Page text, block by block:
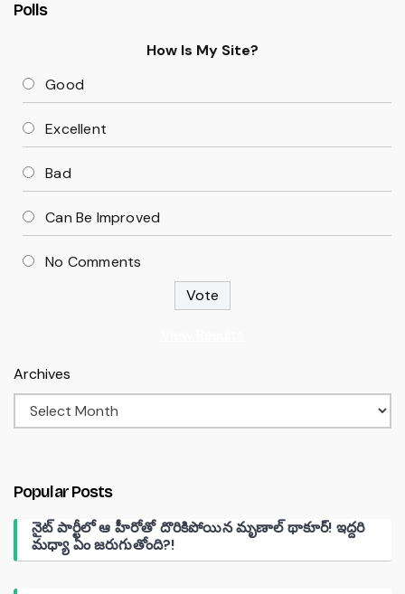
Polls
How Is My Site?
Good
Excellent
Bad
Can Be Improved
No Comments
Archives
Popular Posts
నైట్ పార్టీలో ఆ హీరోతో దొరికిపోయిన మృణాల్ థాకూర్! ఇద్దరి
మధ్యా ఏం జరుగుతోంది?!